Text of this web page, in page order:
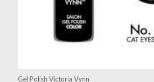
Gel Polish Victoria Vynn